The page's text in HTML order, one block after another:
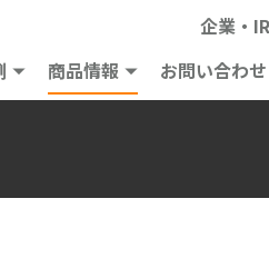
企業・
商品情報 お問い合わせ